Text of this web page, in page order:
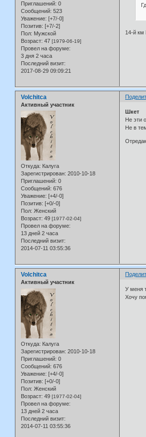
Приглашений: 0
Сообщений: 523
Уважение: [+7/-0]
Позитив: [+7/-2]
Пол: Мужской
Возраст: 47 [1979-06-19]
Провел на форуме:
3 дня 2 часа
Последний визит:
2017-08-29 09:09:21
14-й
Volchitca
Активный участник
Откуда: Калуга
Зарегистрирован: 2010-10-18
Приглашений: 0
Сообщений: 676
Уважение: [+4/-0]
Позитив: [+0/-0]
Пол: Женский
Возраст: 49 [1977-02-04]
Провел на форуме:
13 дней 2 часа
Последний визит:
2014-07-11 03:55:36
Шкет
Не эти
Не в
Volchitca
Активный участник
Откуда: Калуга
Зарегистрирован: 2010-10-18
Приглашений: 0
Сообщений: 676
Уважение: [+4/-0]
Позитив: [+0/-0]
Пол: Женский
Возраст: 49 [1977-02-04]
Провел на форуме:
13 дней 2 часа
Последний визит:
2014-07-11 03:55:36
У меня
Хочу